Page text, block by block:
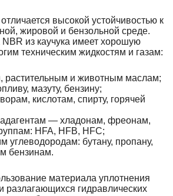
высокой устойчивостью к
жировой и бензольной среде.
из каучука имеет хорошую
техническим жидкостям и газам:
растительным и животным маслам;
мазуту, бензину;
кислотам, спирту, горячей
— хладонам, фреонам,
HFA, HFB, HFC;
углеводородам: бутану, пропану,
бензинам.
материала уплотнения
разлагающихся гидравлических